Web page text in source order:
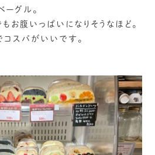
グル。
お腹いっぱいになりそうなほど。
スパがいいです。